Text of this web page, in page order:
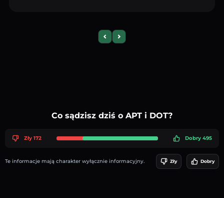
Previous slide
Next slide
Co sądzisz dziś o APT i DOT?
Zły 172 Dobry 495
Te informacje mają charakter wyłącznie informacyjny. Zły Dobry